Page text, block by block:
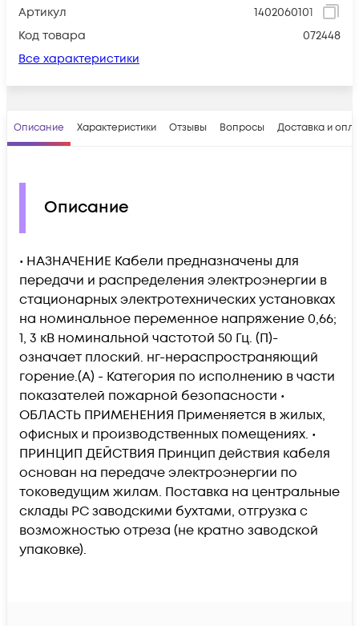
Артикул
1402060101
Код товара
072448
Все характеристики
Описание Характеристики Отзывы Вопросы Доставка и
Описание
• НАЗНАЧЕНИЕ Кабели предназначены для
передачи и распределения электроэнергии в
стационарных электротехнических установках
на номинальное переменное напряжение 0,66;
1, 3 кВ номинальной частотой 50 Гц. (П)-
означает плоский. нг-нераспространяющий
горение.(А) - Категория по исполнению в части
показателей пожарной безопасности •
ОБЛАСТЬ ПРИМЕНЕНИЯ Применяется в жилых,
офисных и производственных помещениях. •
ПРИНЦИП ДЕЙСТВИЯ Принцип действия кабеля
основан на передаче электроэнергии по
токоведущим жилам. Поставка на центральные
склады РС заводскими бухтами, отгрузка с
возможностью отреза (не кратно заводской
упаковке).